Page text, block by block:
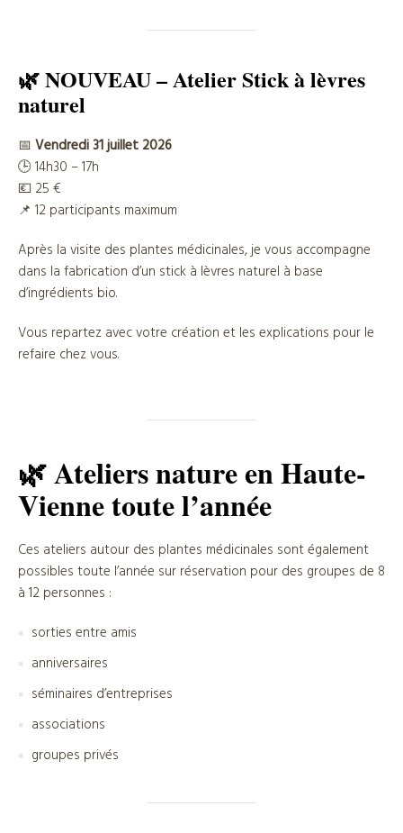
🌿 NOUVEAU – Atelier Stick à lèvres
naturel
📅 Vendredi 31 juillet 2026
🕒 14h30 – 17h
💶 25 €
📌 12 participants maximum
Après la visite des plantes médicinales, je vous accompagne
dans la fabrication d’un stick à lèvres naturel à base
d’ingrédients bio.
Vous repartez avec votre création et les explications pour le
refaire chez vous.
🌿 Ateliers nature en Haute-
Vienne toute l’année
Ces ateliers autour des plantes médicinales sont également
possibles toute l’année sur réservation pour des groupes de 8
à 12 personnes :
sorties entre amis
anniversaires
séminaires d’entreprises
associations
groupes privés